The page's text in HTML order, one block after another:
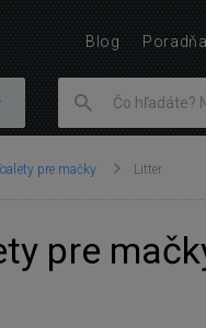
pre mačky Litter
pre
Blog Poradňa